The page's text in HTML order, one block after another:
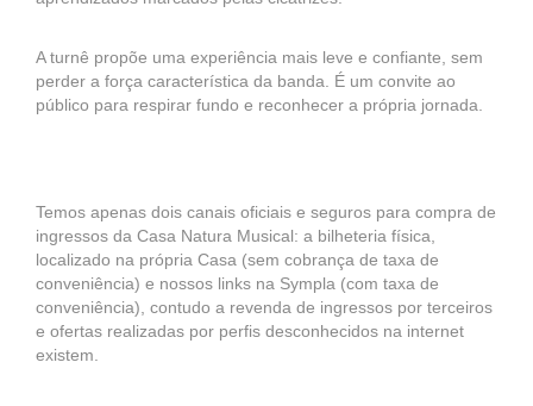
A turnê propõe uma experiência mais leve e confiante, sem
perder a força característica da banda. É um convite ao
público para respirar fundo e reconhecer a própria jornada.
Temos apenas dois canais oficiais e seguros para compra de
ingressos da Casa Natura Musical: a bilheteria física,
localizado na própria Casa (sem cobrança de taxa de
conveniência) e nossos links na Sympla (com taxa de
conveniência), contudo a revenda de ingressos por terceiros
e ofertas realizadas por perfis desconhecidos na internet
existem.